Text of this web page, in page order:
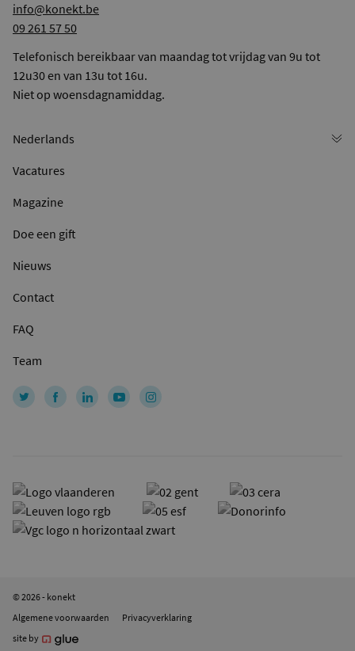
info@konekt.be
09 261 57 50
Telefonisch bereikbaar van maandag tot vrijdag van 9u tot
12u30 en van 13u tot 16u.
Niet op woensdagnamiddag.
Vacatures
Magazine
Doe een gift
Nieuws
Contact
FAQ
Team
© 2026 - konekt
Algemene voorwaarden
Privacyverklaring
site by